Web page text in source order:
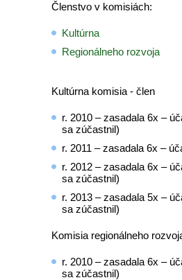
Členstvo v komisiách:
Kultúrna
Regionálneho rozvoja
Kultúrna komisia - člen
r. 2010 – zasadala 6x –
sa zúčastnil)
r. 2011 – zasadala 6x –
r. 2012 – zasadala 6x –
sa zúčastnil)
r. 2013 – zasadala 5x –
sa zúčastnil)
Komisia regionálneho
r. 2010 – zasadala 6x –
sa zúčastnil)